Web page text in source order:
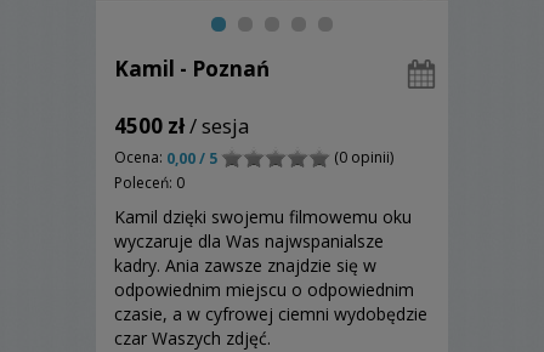
Kamil - Poznań
4500 zł/ sesja
Ocena: 0,00 / 5
(0 opinii)
Poleceń: 0
Kamil dzięki swojemu filmowemu oku
wyczaruje dla Was najwspanialsze
kadry. Ania zawsze znajdzie się w
odpowiednim miejscu o odpowiednim
czasie, a w cyfrowej ciemni wydobędzie
czar Waszych zdjęć.